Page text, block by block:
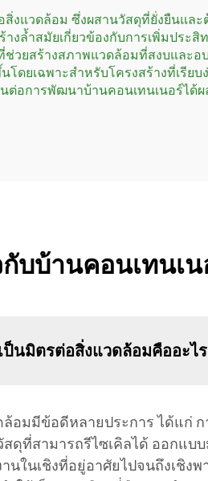
งแวดล้อม ซึ่งผสานวัสดุที่ยั่งยืนแ
ล้ำสมัยเกี่ยวข้องกับการเพิ่มประ
วยสร้างสภาพแวดล้อมที่สงบและ
ดยเฉพาะสำหรับโครงสร้างที่เรี
อการพัฒนาบ้านคอนเทนเนอร์ได้
บบ้านคอนเทนเ
นมิตรต่อสิ่งแวดล้อมคืออะไร
อมมีข้อดีหลายประการ ได้แก่
ดุที่สามารถรีไซเคิลได้ ออกแบ
านในเชิงที่อยู่อาศัยไปจนถึงเ